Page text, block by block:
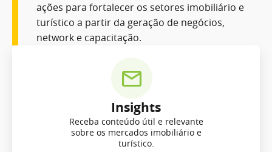
ações para fortalecer os setores imobiliário e
turístico a partir da geração de negócios,
network e capacitação.
Insights
Receba conteúdo útil e relevante
sobre os mercados imobiliário e
turístico.